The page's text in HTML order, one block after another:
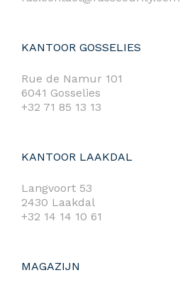
KANTOOR GOSSELIES
Rue de Namur 101
6041 Gosselies
+32 71 85 13 13
KANTOOR LAAKDAL
Langvoort 53
2430 Laakdal
+32 14 14 10 61
MAGAZIJN